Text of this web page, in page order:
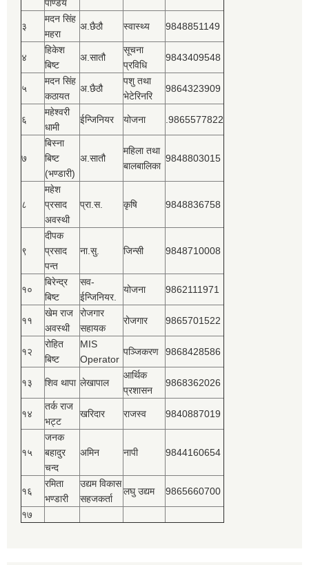
पाण्डेय
३
मदन सिंह
महरा
अ.छैठौ स्वास्थ्य 9848851149
४
हिकेश
बिष्‍ट
अ.सातौ
सूचना
प्रविधि
9843409548
५
मदन सिंह
कठायत
अ.छैठौ
पशु तथा
भेटेरिनरि
9864323909
६
महेश्‍वरी
धामी
ईन्जिनियर योजना .9865577822
७
बिस्‍ना
बिष्‍ट
(भण्डारी)
अ.सातौ
महिला तथा
बालबालिका
9848803015
८
महेश
प्रसाद
अवस्थी
प्रा.स. कृषि 9848836758
९
दीपक
प्रसाद
पन्त
ना.सु. जिन्सी 9848710008
१०
बिरेन्द्र
बिष्‍ट
सव-
ईन्जिनियर.
योजना 9862111971
११
खेम राज
अवस्थी
रोजगार
सहायक
रोजगार 9865701522
१२
रोहित
बिष्‍ट
MIS
Operator
पञ्‍जिकरण 9868428586
१३ शिव थापा लेखापाल
आर्थिक
प्रशासन
9868362026
१४
तर्क राज
भट्ट
खरिदार राजस्‍व 9840887019
१५
जनक
बहादुर
चन्द
अमिन नापी 9844160654
१६
रमिता
भण्डारी
उद्यम विकास
सहजकर्ता
लघु उद्यम 9865660700
१७